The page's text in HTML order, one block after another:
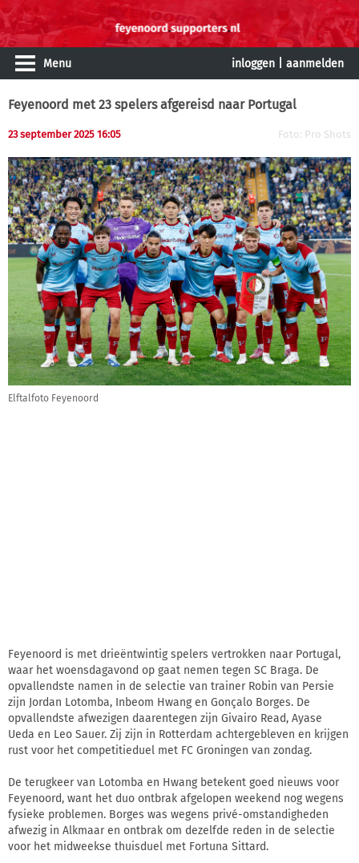
Menu inloggen aanmelden
Feyenoord met 23 spelers afgereisd naar Portugal
23 september 2025 16:05 Foto: Pro Shots
Elftalfoto Feyenoord
Feyenoord is met drieëntwintig spelers vertrokken naar Portugal,
waar het woensdagavond op gaat nemen tegen SC Braga. De
opvallendste namen in de selectie van trainer Robin van Persie
zijn Jordan Lotomba, Inbeom Hwang en Gonçalo Borges. De
opvallendste afwezigen daarentegen zijn Givairo Read, Ayase
Ueda en Leo Sauer. Zij zijn in Rotterdam achtergebleven en krijgen
rust voor het competitieduel met FC Groningen van zondag.
De terugkeer van Lotomba en Hwang betekent goed nieuws voor
Feyenoord, want het duo ontbrak afgelopen weekend nog wegens
fysieke problemen. Borges was wegens privé-omstandigheden
afwezig in Alkmaar en ontbrak om dezelfde reden in de selectie
voor het midweekse thuisduel met Fortuna Sittard.